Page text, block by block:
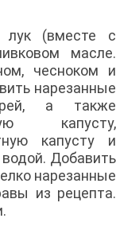
лук (вместе с
масле.
чесноком и
нарезанные
а также
капусту,
капусту и
Добавить
нарезанные
из рецепта.